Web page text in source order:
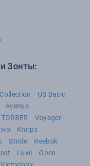
Зонты:
US Basic
Avenue
TORBER
Voyager
Knirps
Stride
Reebok
Luxe
Open